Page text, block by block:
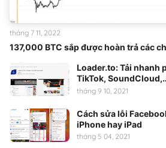
137,000 BTC sắp được hoàn trả các
tháng 7 11, 2022
Loader.to: Tải nhanh
TikTok,
tháng 9 10, 2021
Cách sửa lỗi
iPhone hay iPad
tháng 5 04, 2021